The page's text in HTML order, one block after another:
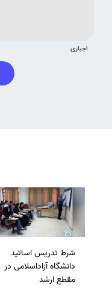
اجباری
شرط تدریس اساتید
دانشگاه آزاداسلامی در
مقطع ارشد